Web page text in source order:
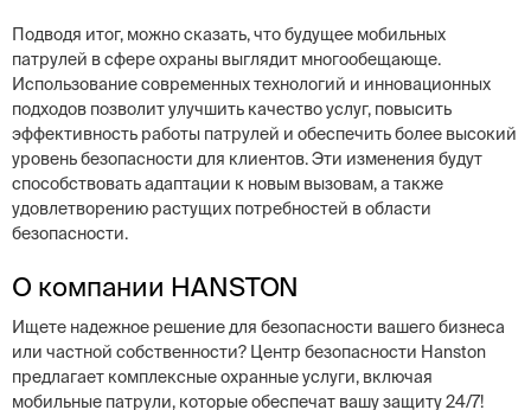
Подводя итог, можно сказать, что будущее мобильных
патрулей в сфере охраны выглядит многообещающе.
Использование современных технологий и инновационных
подходов позволит улучшить качество услуг, повысить
эффективность работы патрулей и обеспечить более высокий
уровень безопасности для клиентов. Эти изменения будут
способствовать адаптации к новым вызовам, а также
удовлетворению растущих потребностей в области
безопасности.
О компании HANSTON
Ищете надежное решение для безопасности вашего бизнеса
или частной собственности? Центр безопасности Hanston
предлагает комплексные охранные услуги, включая
мобильные патрули, которые обеспечат вашу защиту 24/7!